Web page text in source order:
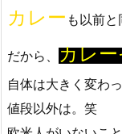
カレー も以前
だから、 カレ
自体は大きく変わっ
値段以外は。笑